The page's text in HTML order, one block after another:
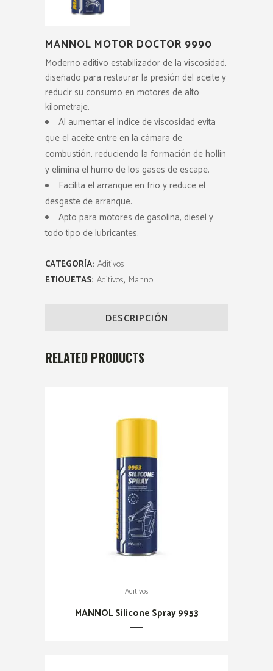
MANNOL MOTOR DOCTOR 9990
Moderno aditivo estabilizador de la viscosidad,
diseñado para restaurar la presión del aceite y
reducir su consumo en motores de alto
kilometraje.
Al aumentar el índice de viscosidad evita
que el aceite entre en la cámara de
combustión, reduciendo la formación de hollin
y elimina el humo de los gases de escape.
Facilita el arranque en frio y reduce el
desgaste de arranque.
Apto para motores de gasolina, diesel y
todo tipo de lubricantes.
CATEGORÍA: Aditivos
ETIQUETAS: Aditivos, Mannol
DESCRIPCIÓN
RELATED PRODUCTS
Aditivos
MANNOL Silicone Spray 9953